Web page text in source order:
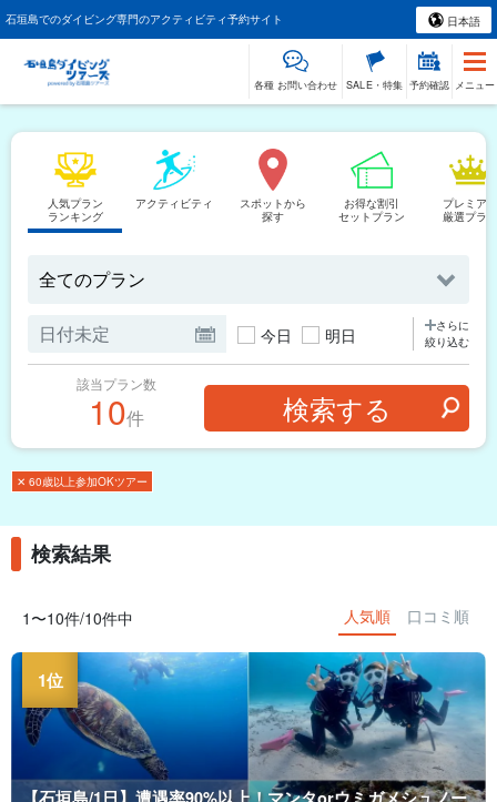
石垣島でのダイビング専門のアクティビティ予約サイト 日本語
各種 お問い合わせ SALE・特集 予約確認 メニュー
人気プラン
ランキング
アクティビティ
スポットから
探す
お得な割引
セットプラン
プレミアム
厳選プラン
今日 明日
さらに
絞り込む
該当プラン数
10件
✕ 60歳以上参加OKツアー
検索結果
1〜10件/10件中 人気順 口コミ順
【石垣島/1日】遭遇率90%以上！マンタorウミガメシュノー